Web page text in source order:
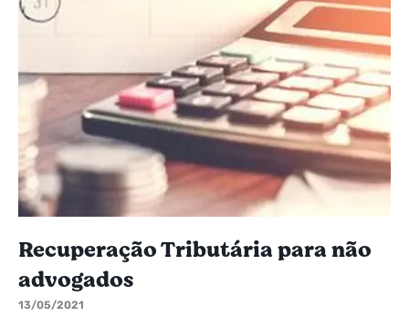
Recuperação Tributária para não
advogados
13/05/2021